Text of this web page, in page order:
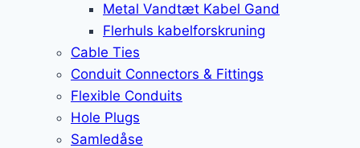
Metal Vandtæt Kabel Gand
Flerhuls kabelforskruning
Cable Ties
Conduit Connectors & Fittings
Flexible Conduits
Hole Plugs
Samledåse